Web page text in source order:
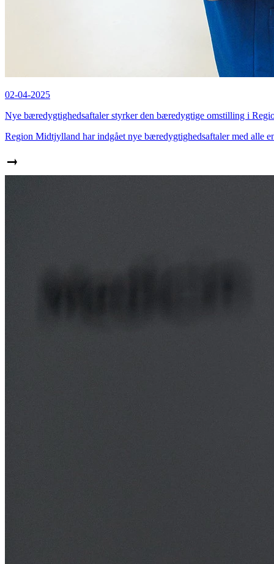
02-04-2025
Nye bæredygtighedsaftaler styrker den bæredygtige omstilling i
Region Midtjylland har indgået nye bæredygtighedsaftaler med alle